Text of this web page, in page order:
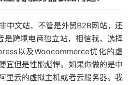
中文站，不管是外贸B2B网站，还
跨境电商独立站，相信我，选择
以及Woocommerce优化的虚
宜但是性能彪悍。如果你做的是中
里云的虚拟主机或者云服务器。我